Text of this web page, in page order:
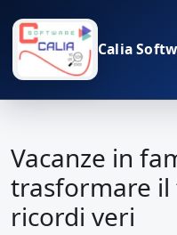
Calia
Vacanze in
trasformare il
ricordi veri